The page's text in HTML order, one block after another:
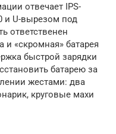
отвечает IPS-
и U-вырезом под
ответственен
«скромная» батарея
быстрой зарядки
батарею за
жестами: два
круговые махи